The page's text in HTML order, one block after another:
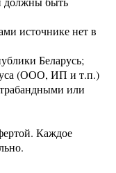
источнике нет в
Беларусь;
(ООО, ИП и т.п.)
или
Каждое